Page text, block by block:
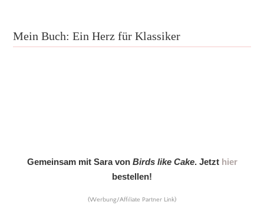
Mein Buch: Ein Herz für Klassiker
Gemeinsam mit Sara von Birds like Cake. Jetzt hier
bestellen!
(Werbung/Affiliate Partner Link)